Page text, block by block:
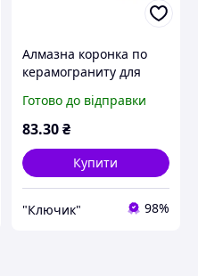
Алмазна коронка по
керамограниту для
1541181
Готово до відправки
83.30₴
Купити
"Ключик" 98%